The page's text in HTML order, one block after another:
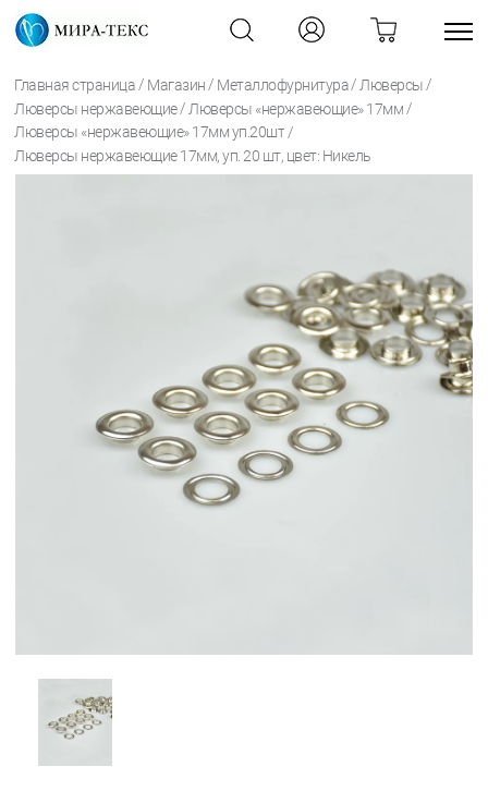
Главная страница / Магазин / Металлофурнитура / Люверсы /
Люверсы нержавеющие / Люверсы «нержавеющие» 17мм /
Люверсы «нержавеющие» 17мм уп.20шт /
Люверсы нержавеющие 17мм, уп. 20 шт, цвет: Никель